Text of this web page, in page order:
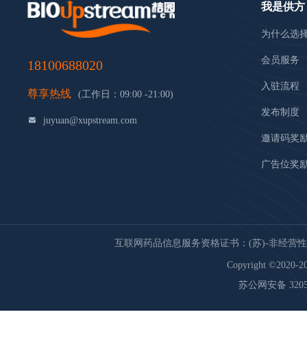
18100688020
尊享热线 (工作日：09:00 -21:00)
juyuan@xupstream.com
我是供方
为什么选
会员服务
入驻流程
发布制度
邀请码奖
广告位奖
互联网药品信息服务资格证书：(苏)-非经营性
Copyright ©2020-
苏公网安备